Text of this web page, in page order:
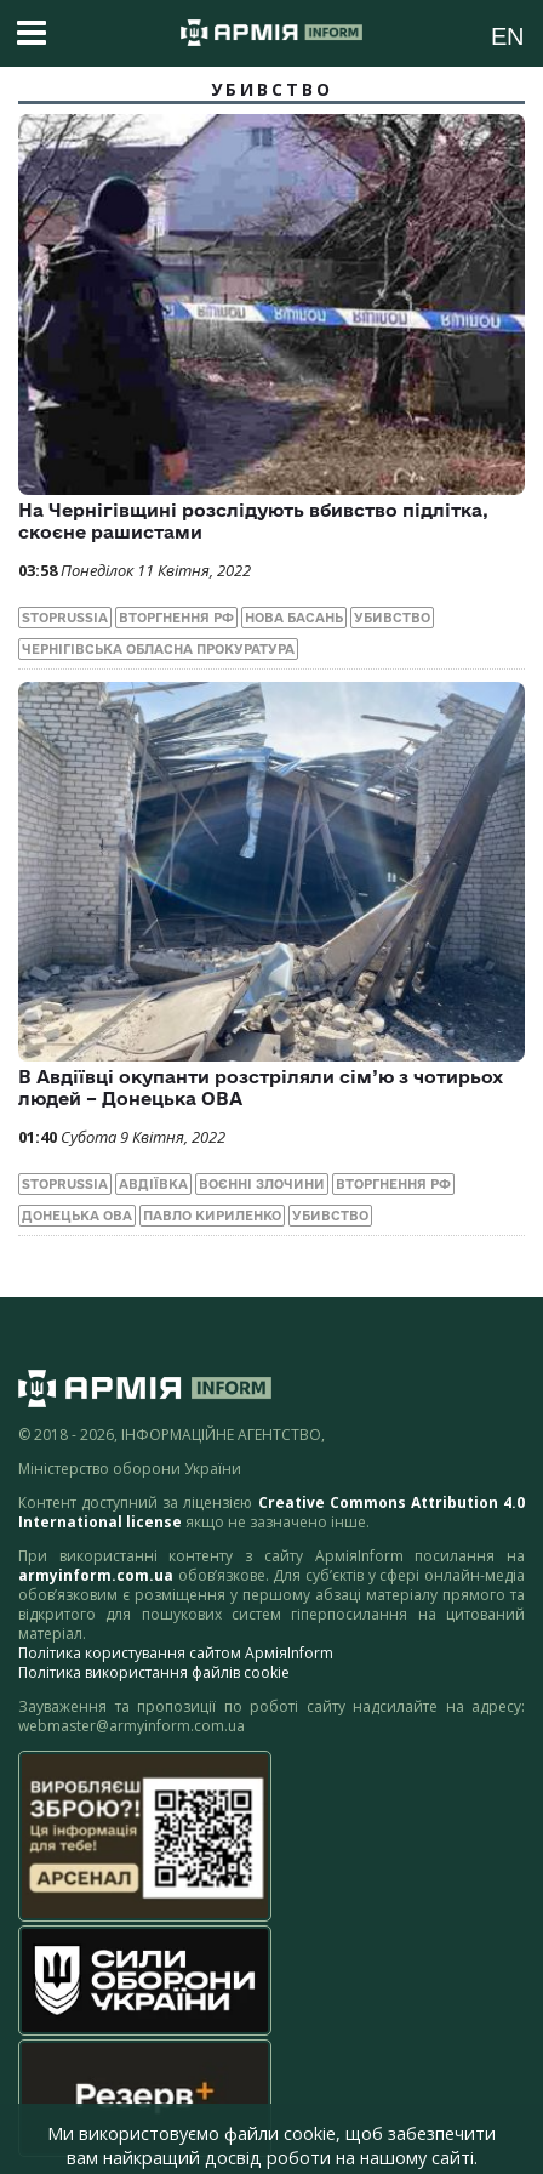
EN
УБИВСТВО
На Чернігівщині розслідують вбивство підлітка,
скоєне рашистами
03:58Понеділок 11 Квітня, 2022
STOPRUSSIA ВТОРГНЕННЯ РФ НОВА БАСАНЬ УБИВСТВО
ЧЕРНІГІВСЬКА ОБЛАСНА ПРОКУРАТУРА
В Авдіївці окупанти розстріляли сім’ю з чотирьох
людей – Донецька ОВА
01:40 Субота 9 Квітня, 2022
STOPRUSSIA АВДІЇВКА ВОЄННІ ЗЛОЧИНИ ВТОРГНЕННЯ РФ
ДОНЕЦЬКА ОВА ПАВЛО КИРИЛЕНКО УБИВСТВО
© 2018 - 2026, ІНФОРМАЦІЙНЕ АГЕНТСТВО,
Міністерство оборони України
Контент доступний за ліцензією Creative Commons Attribution 4.0
International license якщо не зазначено інше.
При використанні контенту з сайту АрміяInform посилання на
armyinform.com.ua обов’язкове. Для суб’єктів у сфері онлайн-медіа
обов’язковим є розміщення у першому абзаці матеріалу прямого та
відкритого для пошукових систем гіперпосилання на цитований
матеріал.
Політика користування сайтом АрміяInform
Політика використання файлів cookie
Зауваження та пропозиції по роботі сайту надсилайте на адресу:
webmaster@armyinform.com.ua
Ми використовуємо файли cookie, щоб забезпечити
вам найкращий досвід роботи на нашому сайті.